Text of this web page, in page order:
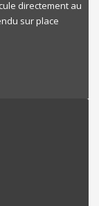
directement au
sur place